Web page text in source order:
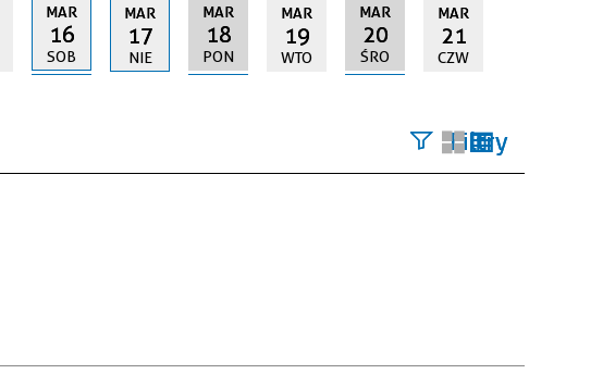
MAR
16
SOB
MAR
17
NIE
MAR
18
PON
MAR
19
WTO
MAR
20
ŚRO
MAR
21
CZW
Filtry